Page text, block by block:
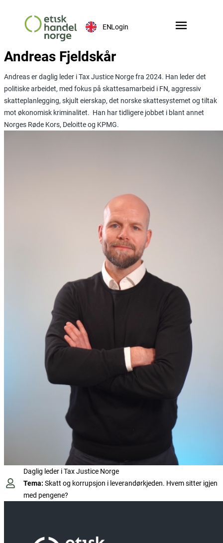
ENLogin
Andreas Fjeldskår
Andreas er daglig leder i Tax Justice Norge fra 2024. Han leder det
politiske arbeidet, med fokus på skattesamarbeid i FN, aggressiv
skatteplanlegging, skjult eierskap, det norske skattesystemet og tiltak
mot økonomisk kriminalitet. Han har tidligere jobbet i blant annet
Norges Røde Kors, Deloitte og KPMG.
Daglig leder i Tax Justice Norge
Tema: Skatt og korrupsjon i leverandørkjeden. Hvem sitter igjen
med pengene?